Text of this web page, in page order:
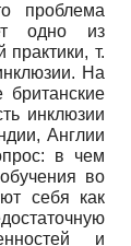
проблема
одно из
т.
На
инклюзии
Англии
в чем
во
себя как
и